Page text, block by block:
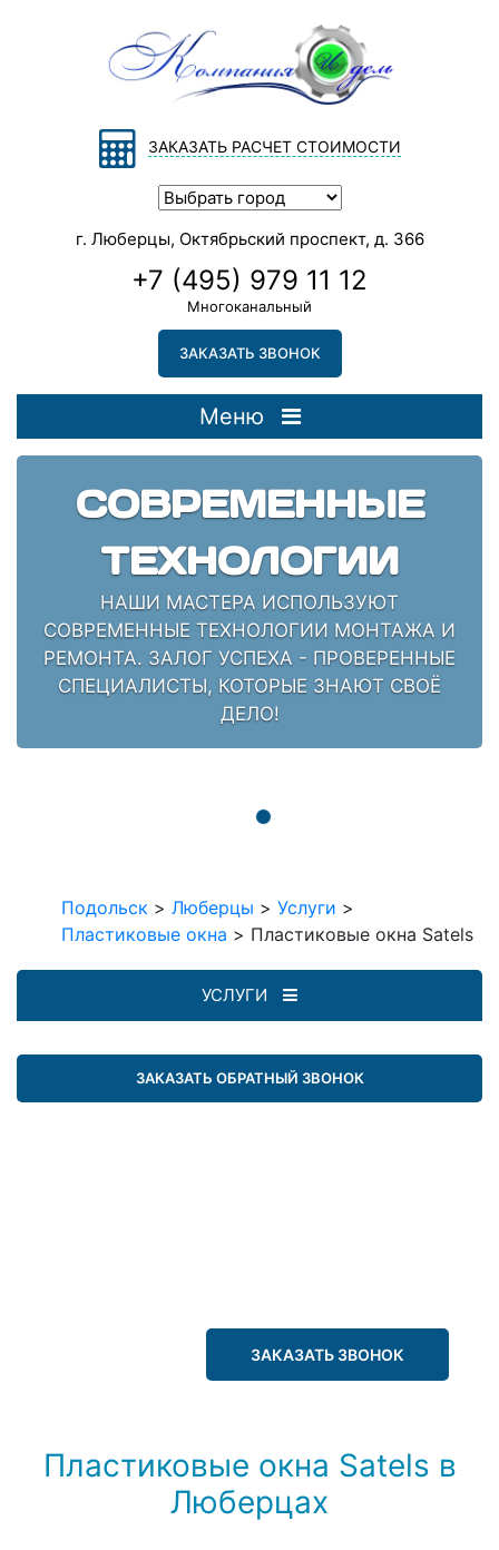
ЗАКАЗАТЬ РАСЧЕТ СТОИМОСТИ
г. Люберцы, Октябрьский проспект, д. 366
+7 (495) 979 11 12
Многоканальный
ЗАКАЗАТЬ ЗВОНОК
Меню
СОВРЕМЕННЫЕ
ТЕХНОЛОГИИ
НАШИ МАСТЕРА ИСПОЛЬЗУЮТ
СОВРЕМЕННЫЕ ТЕХНОЛОГИИ МОНТАЖА И
РЕМОНТА. ЗАЛОГ УСПЕХА - ПРОВЕРЕННЫЕ
СПЕЦИАЛИСТЫ, КОТОРЫЕ ЗНАЮТ СВОЁ
ДЕЛО!
Подольск > Люберцы > Услуги >
Пластиковые окна > Пластиковые окна Satels
УСЛУГИ
ЗАКАЗАТЬ ОБРАТНЫЙ ЗВОНОК
ЗАКАЗАТЬ ЗВОНОК
Пластиковые окна Satels в
Люберцах